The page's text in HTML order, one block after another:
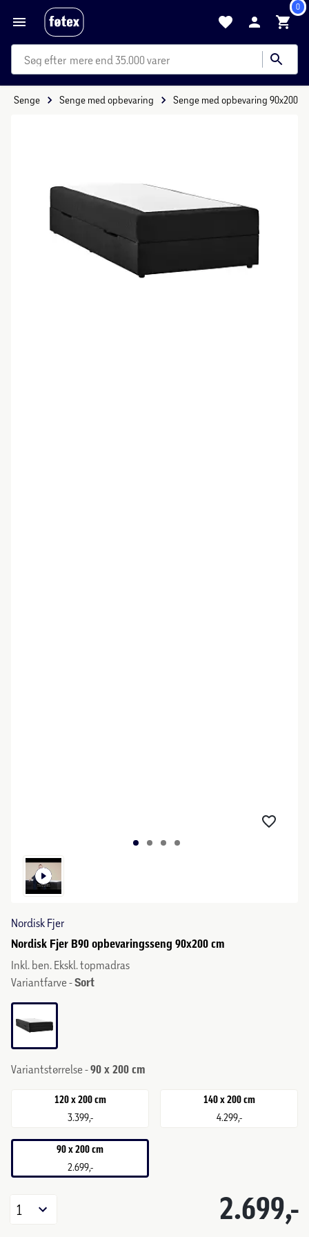
0
mere end 35.000 varer
Senge Senge med opbevaring Senge med opbevaring 90x200
Nordisk Fjer
Nordisk Fjer B90 opbevaringsseng 90x200 cm
Inkl. ben. Ekskl. topmadras
Variantfarve -Sort
Variantstørrelse -90 x 200 cm
120 x 200 cm
3.399,-
140 x 200 cm
4.299,-
90 x 200 cm
2.699,-
2.699,-
1